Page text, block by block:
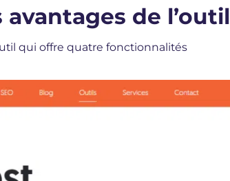
de l’outil
qui offre quatre fonctionnalités